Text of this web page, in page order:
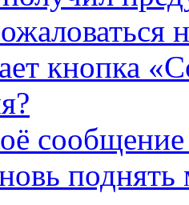
кнопка
сообщение